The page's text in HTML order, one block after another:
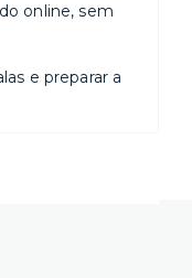
online, sem
e preparar a